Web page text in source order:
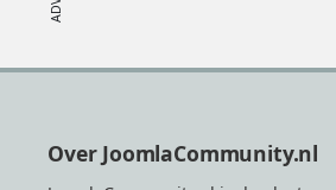
Over JoomlaCommunity.nl